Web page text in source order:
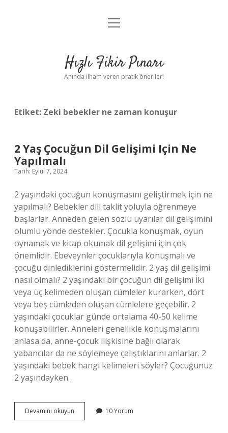
Anasayfa
Yasal Uyarı
menüyü
Hızlı Fikir Pınarı
Anında ilham veren pratik öneriler!
Etiket: Zeki bebekler ne zaman konuşur
2 Yaş Çocuğun Dil Gelişimi Için Ne
Yapılmalı
Tarih: Eylül 7, 2024
2 yaşındaki çocuğun konuşmasını geliştirmek için ne
yapılmalı? Bebekler dili taklit yoluyla öğrenmeye
başlarlar. Anneden gelen sözlü uyarılar dil gelişimini
olumlu yönde destekler. Çocukla konuşmak, oyun
oynamak ve kitap okumak dil gelişimi için çok
önemlidir. Ebeveynler çocuklarıyla konuşmalı ve
çocuğu dinlediklerini göstermelidir. 2 yaş dil gelişimi
nasıl olmalı? 2 yaşındaki bir çocuğun dil gelişimi İki
veya üç kelimeden oluşan cümleler kurarken, dört
veya beş cümleden oluşan cümlelere geçebilir. 2
yaşındaki çocuklar günde ortalama 40-50 kelime
konuşabilirler. Anneleri genellikle konuşmalarını
anlasa da, anne-çocuk ilişkisine bağlı olarak
yabancılar da ne söylemeye çalıştıklarını anlarlar. 2
yaşındaki bebek hangi kelimeleri söyler? Çocuğunuz
2 yaşındayken…
Devamını okuyun
Yaş
10 Yorum